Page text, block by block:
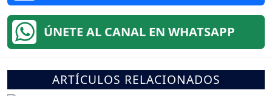
ÚNETE AL CANAL EN WHATSAPP
ARTÍCULOS RELACIONADOS